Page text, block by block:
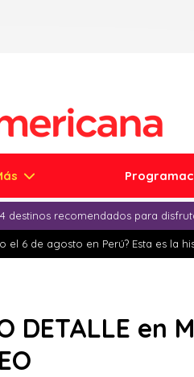
destinos recomendados para
el 6 de agosto en Perú? Esta es la
DETALLE en